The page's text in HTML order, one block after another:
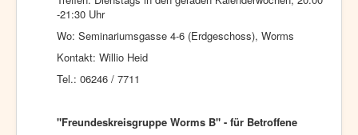
-21:30 Uhr
Wo: Seminariumsgasse 4-6 (Erdgeschoss), Worms
Kontakt: Willio Heid
Tel.: 06246 / 7711
"Freundeskreisgruppe Worms B" - für Betroffene